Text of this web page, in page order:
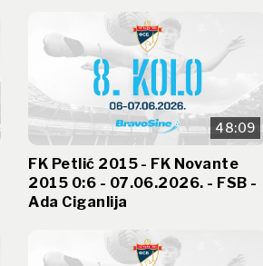
48:09
FK Petlić 2015 - FK Novante
2015 0:6 - 07.06.2026. - FSB -
Ada Ciganlija